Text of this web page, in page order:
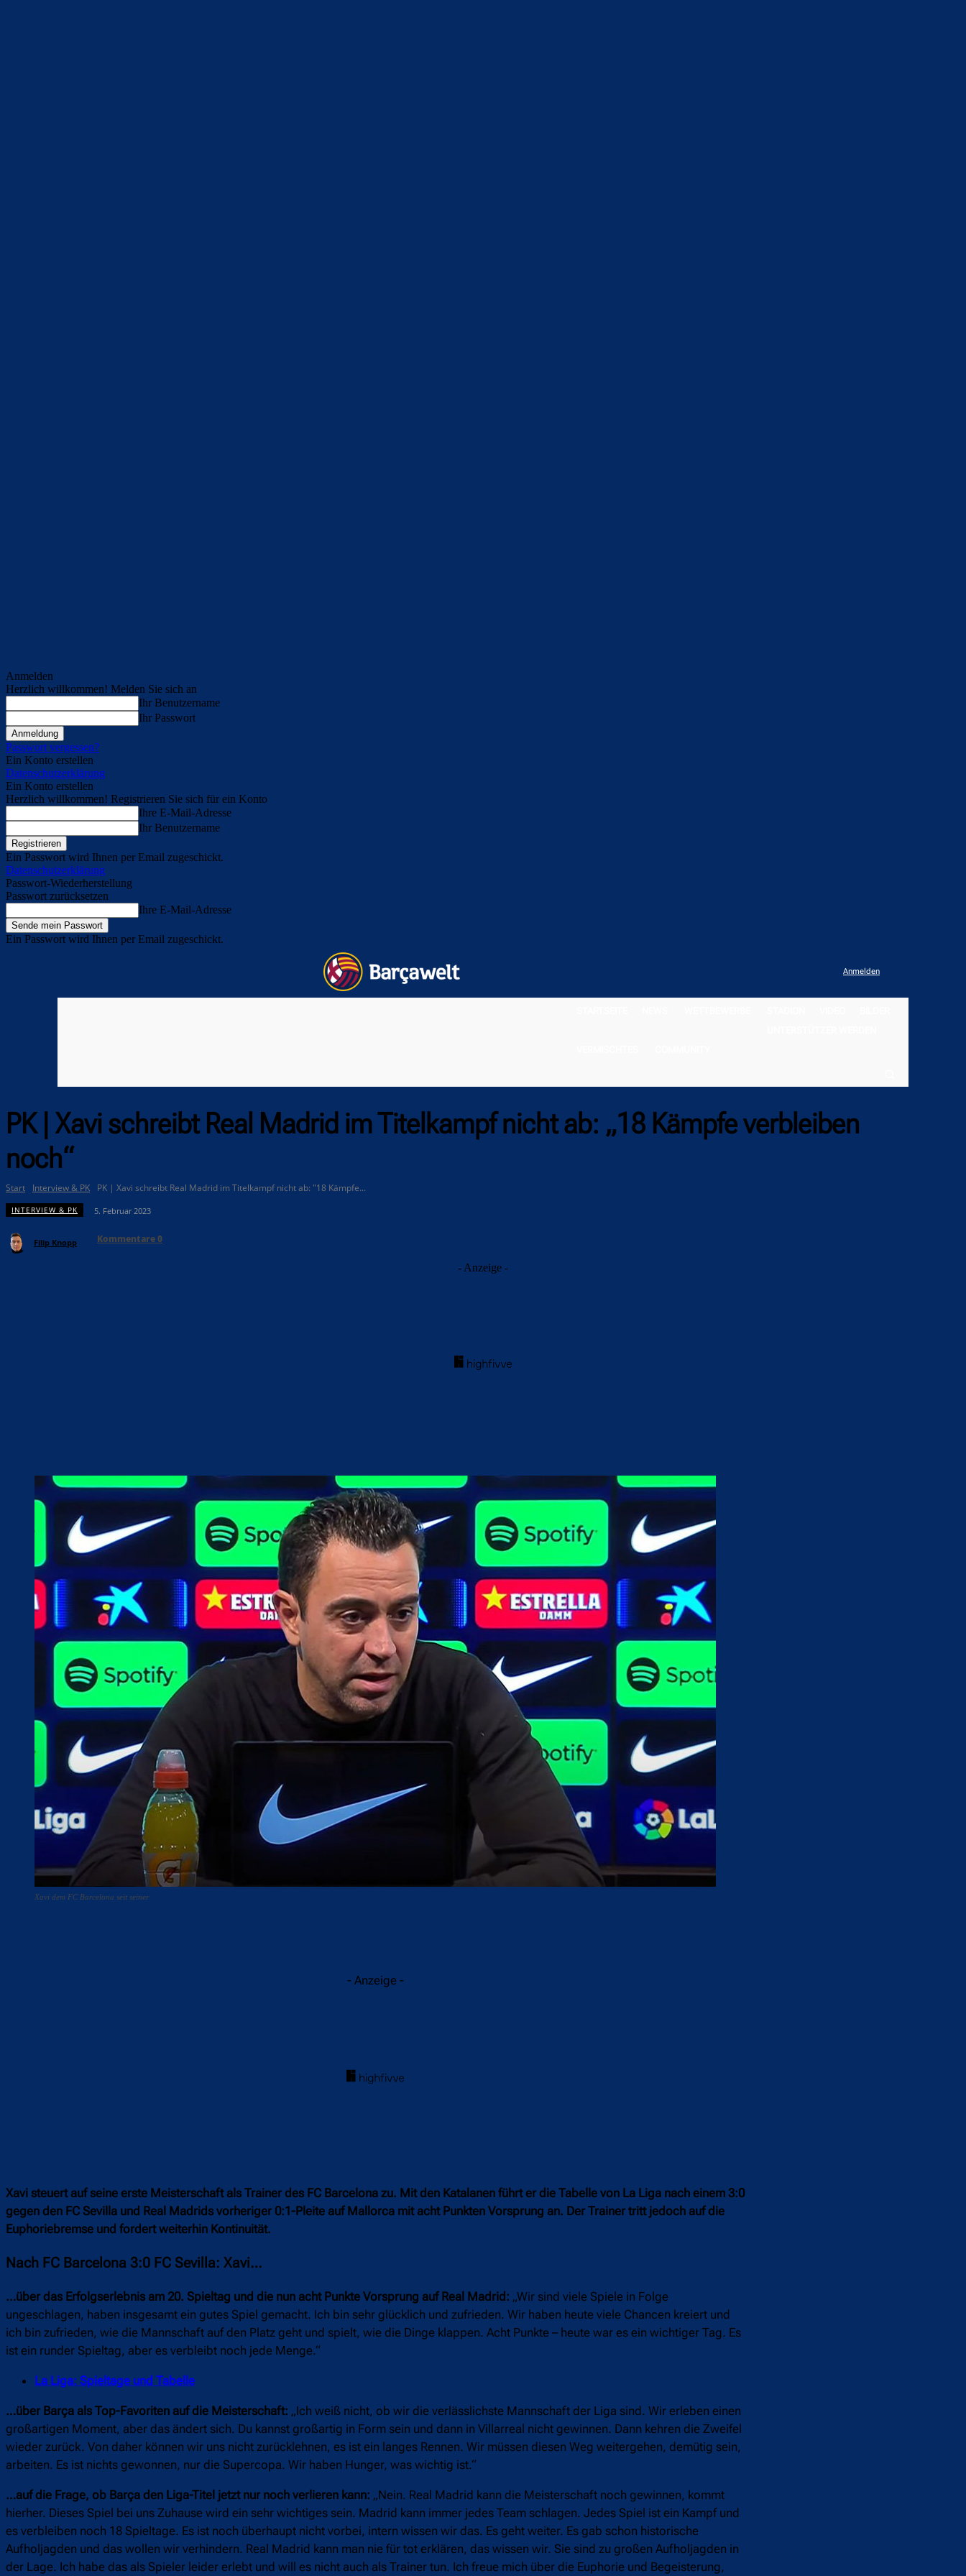
Anmelden
Herzlich willkommen! Melden Sie sich an
Ihr Benutzername
Ihr Passwort
Passwort vergessen?
Ein Konto erstellen
Datenschutzerklärung
Ein Konto erstellen
Herzlich willkommen! Registrieren Sie sich für ein Konto
Ihre E-Mail-Adresse
Ihr Benutzername
Ein Passwort wird Ihnen per Email zugeschickt.
Datenschutzerklärung
Passwort-Wiederherstellung
Passwort zurücksetzen
Ihre E-Mail-Adresse
Ein Passwort wird Ihnen per Email zugeschickt.
Anmelden
PK | Xavi schreibt Real Madrid im Titelkampf nicht ab: „18 Kämpfe verbleiben
noch“
Start Interview & PK PK | Xavi schreibt Real Madrid im Titelkampf nicht ab: "18 Kämpfe...
INTERVIEW & PK 5. Februar 2023
Filip Knopp Kommentare0
- Anzeige -
Xavi dem FC Barcelona seit seiner
- Anzeige -
Xavi steuert auf seine erste Meisterschaft als Trainer des FC Barcelona zu. Mit den Katalanen führt er die Tabelle von La Liga nach einem 3:0
gegen den FC Sevilla und Real Madrids vorheriger 0:1-Pleite auf Mallorca mit acht Punkten Vorsprung an. Der Trainer tritt jedoch auf die
Euphoriebremse und fordert weiterhin Kontinuität.
Nach FC Barcelona 3:0 FC Sevilla: Xavi…
…über das Erfolgserlebnis am 20. Spieltag und die nun acht Punkte Vorsprung auf Real Madrid: „Wir sind viele Spiele in Folge
ungeschlagen, haben insgesamt ein gutes Spiel gemacht. Ich bin sehr glücklich und zufrieden. Wir haben heute viele Chancen kreiert und
ich bin zufrieden, wie die Mannschaft auf den Platz geht und spielt, wie die Dinge klappen. Acht Punkte – heute war es ein wichtiger Tag. Es
ist ein runder Spieltag, aber es verbleibt noch jede Menge.“
La Liga: Spieltage und Tabelle
…über Barça als Top-Favoriten auf die Meisterschaft: „Ich weiß nicht, ob wir die verlässlichste Mannschaft der Liga sind. Wir erleben einen
großartigen Moment, aber das ändert sich. Du kannst großartig in Form sein und dann in Villarreal nicht gewinnen. Dann kehren die Zweifel
wieder zurück. Von daher können wir uns nicht zurücklehnen, es ist ein langes Rennen. Wir müssen diesen Weg weitergehen, demütig sein,
arbeiten. Es ist nichts gewonnen, nur die Supercopa. Wir haben Hunger, was wichtig ist.“
…auf die Frage, ob Barça den Liga-Titel jetzt nur noch verlieren kann: „Nein. Real Madrid kann die Meisterschaft noch gewinnen, kommt
hierher. Dieses Spiel bei uns Zuhause wird ein sehr wichtiges sein. Madrid kann immer jedes Team schlagen. Jedes Spiel ist ein Kampf und
es verbleiben noch 18 Spieltage. Es ist noch überhaupt nicht vorbei, intern wissen wir das. Es geht weiter. Es gab schon historische
Aufholjagden und das wollen wir verhindern. Real Madrid kann man nie für tot erklären, das wissen wir. Sie sind zu großen Aufholjagden in
der Lage. Ich habe das als Spieler leider erlebt und will es nicht auch als Trainer tun. Ich freue mich über die Euphorie und Begeisterung,